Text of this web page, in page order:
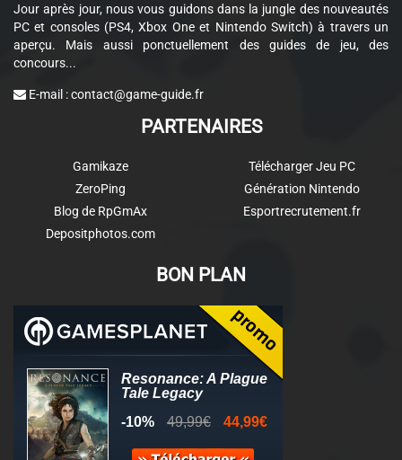
Jour après jour, nous vous guidons dans la jungle des nouveautés
PC et consoles (PS4, Xbox One et Nintendo Switch) à travers un
aperçu. Mais aussi ponctuellement des guides de jeu, des
concours...
E-mail :contact@game-guide.fr
PARTENAIRES
Gamikaze
ZeroPing
Blog de RpGmAx
Depositphotos.com
Télécharger Jeu PC
Génération Nintendo
Esportrecrutement.fr
BON PLAN